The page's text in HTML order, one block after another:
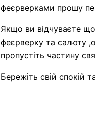
феєрверками прошу
Якщо ви відчуваєте
феєрверку та салюту
пропустіть частину
Бережіть свій спокій